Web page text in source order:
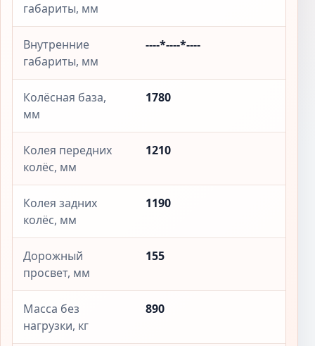
габариты, мм
Внутренние
габариты, мм
----*----*----
Колёсная база,
мм
1780
Колея передних
колёс, мм
1210
Колея задних
колёс, мм
1190
Дорожный
просвет, мм
155
Масса без
нагрузки, кг
890